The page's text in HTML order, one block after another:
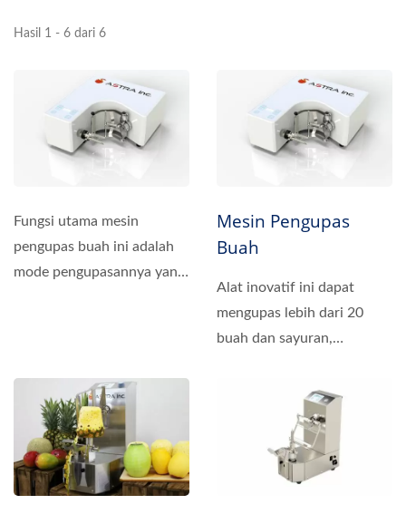
Hasil 1 - 6 dari 6
Fungsi utama mesin
pengupas buah ini adalah
mode pengupasannya yang
Mesin Pengupas
Buah
Alat inovatif ini dapat
mengupas lebih dari 20
buah dan sayuran,